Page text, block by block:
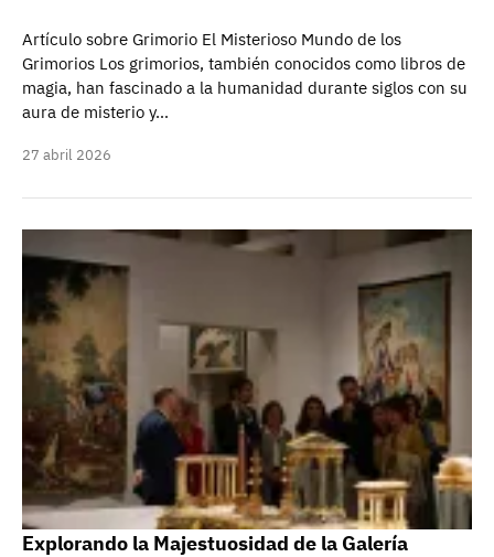
Artículo sobre Grimorio El Misterioso Mundo de los
Grimorios Los grimorios, también conocidos como libros de
magia, han fascinado a la humanidad durante siglos con su
aura de misterio y…
27 abril 2026
Explorando la Majestuosidad de la Galería